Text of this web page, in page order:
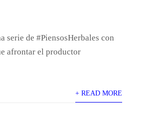
serie de #PiensosHerbales con
afrontar el productor
+ READ MORE